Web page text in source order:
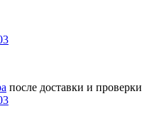
после доставки и проверки